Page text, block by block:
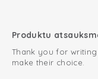
Produktu
Thank you for
make their choice.